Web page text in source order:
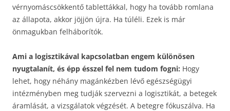
vérnyomáscsökkentő tablettákkal, hogy ha tovább romlana
az állapota, akkor jöjjön újra. Ha túléli. Ezek is már
önmagukban felháborítók.
Ami a logisztikával kapcsolatban engem különösen
nyugtalanít, és épp ésszel fel nem tudom fogni: Hogy
lehet, hogy néhány magánkézben lévő egészségügyi
intézményben meg tudják szervezni a logisztikát, a betegek
áramlását, a vizsgálatok végzését. A betegre fókuszálva. Ha